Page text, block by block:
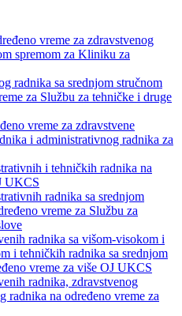
vreme za zdravstvenog
spremom za Kliniku za
radnika sa srednjom stručnom
za Službu za tehničke i druge
vreme za zdravstvene
i administrativnog radnika za
i tehničkih radnika na
UKCS
radnika sa srednjom
vreme za Službu za
radnika sa višom-visokom i
i tehničkih radnika sa srednjom
vreme za više OJ UKCS
radnika, zdravstvenog
radnika na određeno vreme za